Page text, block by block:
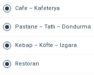
Cafe – Kafeterya
Pastane – Tatlı – Dondurma
Kebap – Köfte – Izgara
Restoran